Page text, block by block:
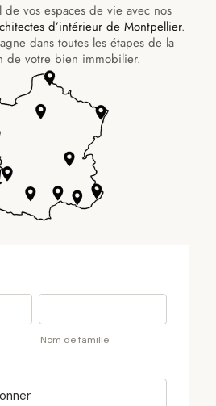
de vos espaces de vie avec nos
d’intérieur de Montpellier.
dans toutes les étapes de la
de votre bien immobilier.